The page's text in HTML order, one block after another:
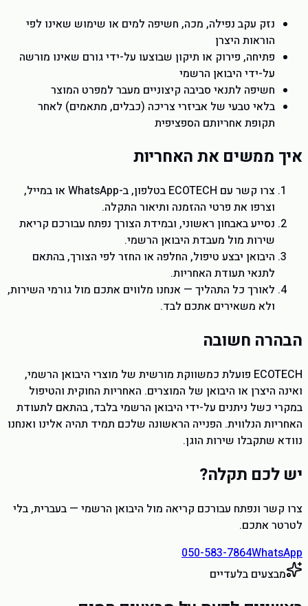
נזק עקב נפילה, מכה, חשיפה למים או שימוש שאינו לפי
הוראות היצרן
פתיחה, פירוק או תיקון שבוצעו על-ידי גורם שאינו מורשה
על-ידי היבואן הרשמי
חשיפה לתנאי סביבה קיצוניים מעבר למפרט המוצר
בלאי טבעי של אביזרי צריכה (כבלים, מתאמים) לאחר
תקופת אחריותם הספציפית
איך ממשים את האחריות
צרו קשר עם ECOTECH
בטלפון, ב-WhatsApp או במייל,
וצרפו את פרטי ההזמנה ותיאור התקלה.
נסייע באבחון ראשוני, ובמידת הצורך נפתח עבורכם קריאת
שירות מול מעבדת היבואן הרשמי.
היבואן יבצע טיפול, החלפה או החזר לפי הצורך, בהתאם
לתנאי תעודת האחריות.
לאורך כל התהליך — אנחנו מלווים אתכם מול גורמי השירות,
ולא משאירים אתכם לבד.
הבהרה חשובה
ECOTECH פועלת כמשווקת מורשית של מוצרי היבואן הרשמי,
ואינה היצרן או היבואן של המוצרים. האחריות החוקית והטיפול
במקרי כשל ניתנים על-ידי היבואן הרשמי בלבד, בהתאם לתעודת
האחריות הנלווית. הפנייה הראשונה שלכם תמיד תהיה אלינו ואנחנו
נוודא שתקבלו שירות הוגן.
יש לכם תקלה?
צרו קשר ונפתח עבורכם קריאה מול היבואן הרשמי — בעברית, בלי
לטרטר אתכם.
050-583-7864WhatsApp
מבצעים בלעדיים